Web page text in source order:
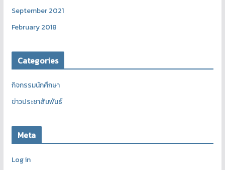
September 2021
February 2018
Categories
กิจกรรมนักศึกษา
ข่าวประชาสัมพันธ์
Meta
Log in